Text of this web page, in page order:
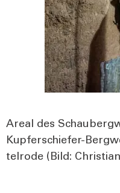
Are­al des
Kup­fer­schie­fer-
tel­ro­de (Bild: